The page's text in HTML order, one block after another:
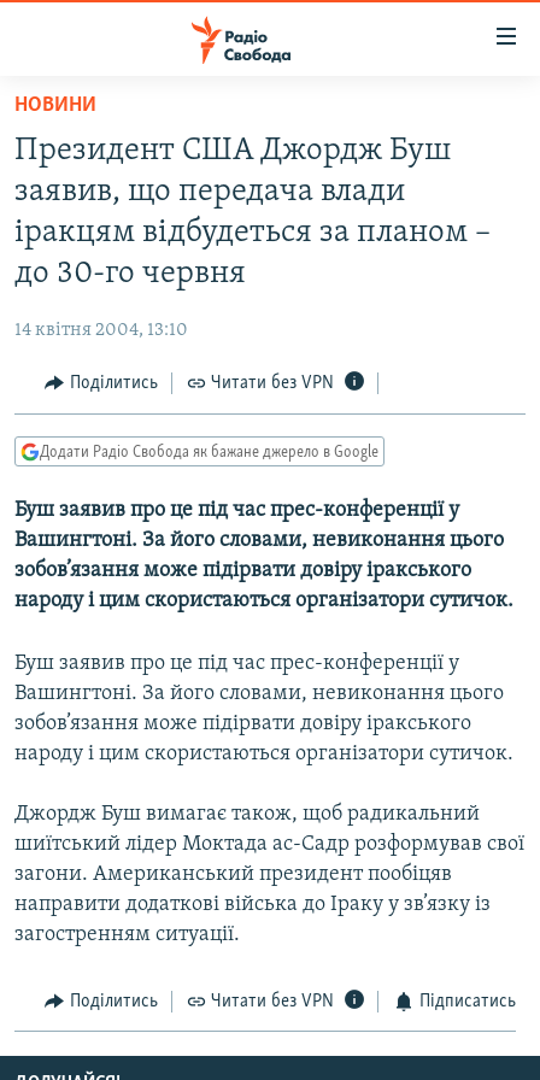
Перейти
основного
матеріалу
Перейти
до
основної
Перейти
пошуку
ВСЕ ЗА ДОБУ
ПОЛІТИКА
КУЛЬТУРА
СПОРТ
СВІТ
ВІЙНА
ДОНБАС.РЕАЛІЇ
КРИМ.РЕАЛІЇ
ТИ ЯК?
КИТАЙ.ВИКЛИКИ
МУЛЬТИМЕДІА
ФОТО
СПЕЦПРОЄКТИ
ПОДКАСТИ
КРИМ РЕАЛІЇ
УКР
КТАТ
ДОЛУЧАЙСЯ!
НОВИНИ
Президент США Джордж Буш
заявив, що передача влади
іракцям відбудеться за планом –
до 30-го червня
14 квітня 2004, 13:10
Поділитись Читати без VPN
Додати Радіо Свобода як бажане джерело в Google
Буш заявив про це під час прес-конференції у
Вашингтоні. За його словами, невиконання цього
зобов’язання може підірвати довіру іракського
народу і цим скористаються організатори сутичок.
Буш заявив про це під час прес-конференції у
Вашингтоні. За його словами, невиконання цього
зобов’язання може підірвати довіру іракського
народу і цим скористаються організатори сутичок.
Джордж Буш вимагає також, щоб радикальний
шиїтський лідер Моктада ас-Садр розформував свої
загони. Американський президент пообіцяв
направити додаткові війська до Іраку у зв’язку із
загостренням ситуації.
Поділитись Читати без VPN Підписатись